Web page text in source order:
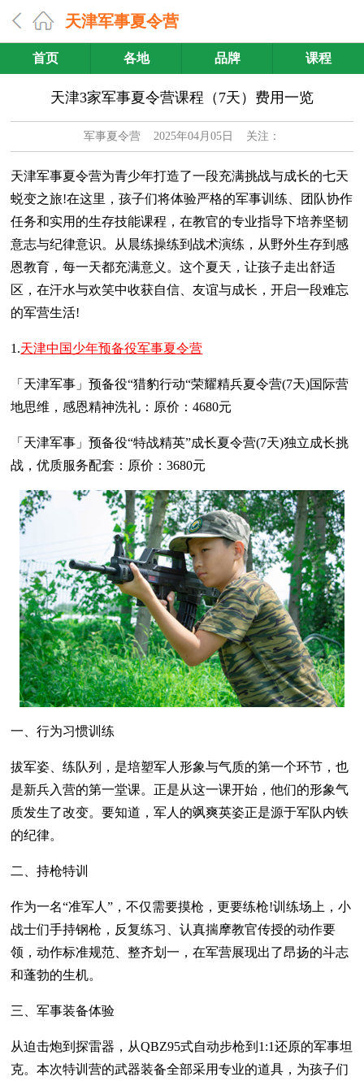
天津军事夏令营
首页 各地 品牌 课程
天津3家军事夏令营课程（7天）费用一览
军事夏令营2025年04月05日 关注：
天津军事夏令营为青少年打造了一段充满挑战与成长的七天
蜕变之旅!在这里，孩子们将体验严格的军事训练、团队协作
任务和实用的生存技能课程，在教官的专业指导下培养坚韧
意志与纪律意识。从晨练操练到战术演练，从野外生存到感
恩教育，每一天都充满意义。这个夏天，让孩子走出舒适
区，在汗水与欢笑中收获自信、友谊与成长，开启一段难忘
的军营生活!
1.天津中国少年预备役军事夏令营
「天津军事」预备役“猎豹行动“荣耀精兵夏令营(7天)国际营
地思维，感恩精神洗礼：原价：4680元
「天津军事」预备役“特战精英”成长夏令营(7天)独立成长挑
战，优质服务配套：原价：3680元
一、行为习惯训练
拔军姿、练队列，是培塑军人形象与气质的第一个环节，也
是新兵入营的第一堂课。正是从这一课开始，他们的形象气
质发生了改变。要知道，军人的飒爽英姿正是源于军队内铁
的纪律。
二、持枪特训
作为一名“准军人”，不仅需要摸枪，更要练枪!训练场上，小
战士们手持钢枪，反复练习、认真揣摩教官传授的动作要
领，动作标准规范、整齐划一，在军营展现出了昂扬的斗志
和蓬勃的生机。
三、军事装备体验
从迫击炮到探雷器，从QBZ95式自动步枪到1:1还原的军事坦
克。本次特训营的武器装备全部采用专业的道具，为孩子们